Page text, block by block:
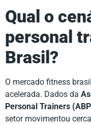
Qual o
personal
Brasil?
O mercado fitness
acelerada. Dados da
Personal Trainers
setor movimentou